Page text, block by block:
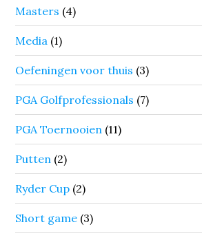
Masters (4)
Media (1)
Oefeningen voor thuis (3)
PGA Golfprofessionals (7)
PGA Toernooien (11)
Putten (2)
Ryder Cup (2)
Short game (3)